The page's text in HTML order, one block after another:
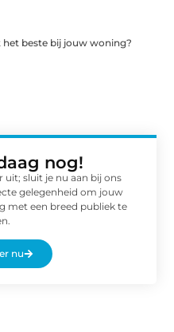
het beste bij jouw woning?
nog!
uit; sluit je nu aan bij ons
gelegenheid om jouw
met een breed publiek te
nu